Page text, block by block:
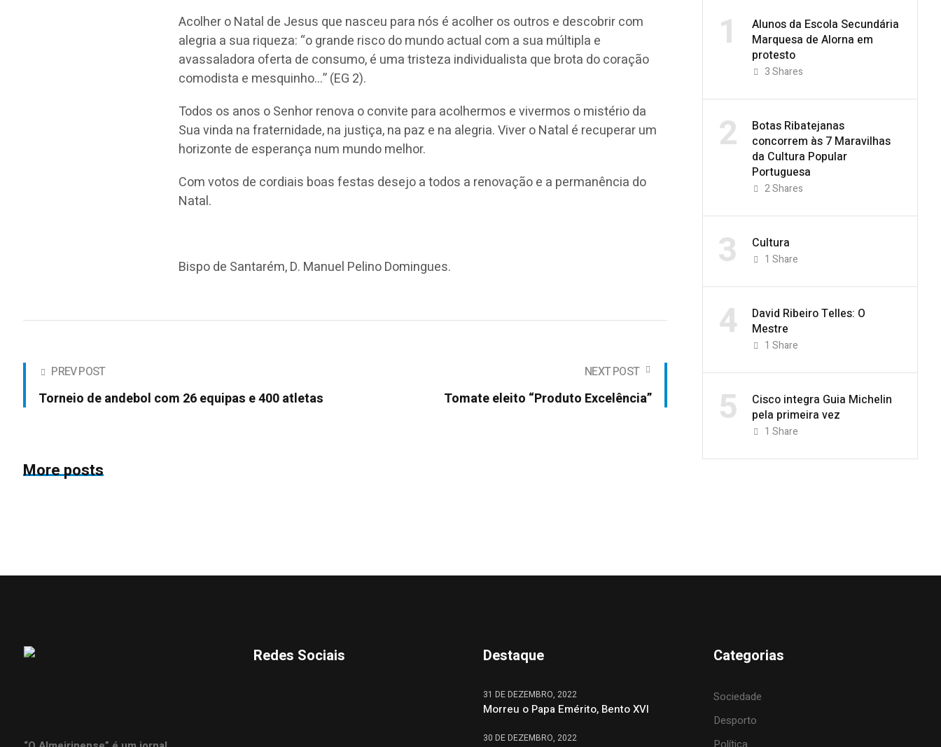
Acolher o Natal de Jesus que nasceu para nós é acolher os outros e descobrir com
alegria a sua riqueza: “o grande risco do mundo actual com a sua múltipla e
avassaladora oferta de consumo, é uma tristeza individualista que brota do coração
comodista e mesquinho…” (EG 2).
Todos os anos o Senhor renova o convite para acolhermos e vivermos o mistério da
Sua vinda na fraternidade, na justiça, na paz e na alegria. Viver o Natal é recuperar um
horizonte de esperança num mundo melhor.
Com votos de cordiais boas festas desejo a todos a renovação e a permanência do
Natal.
Bispo de Santarém, D. Manuel Pelino Domingues.
PREV POST
Torneio de andebol com 26 equipas e 400 atletas
NEXT POST
Tomate eleito “Produto Excelência”
More posts
1
Alunos da Escola Secundária
Marquesa de Alorna em
protesto
3Shares
2
Botas Ribatejanas
concorrem às 7 Maravilhas
da Cultura Popular
Portuguesa
2Shares
3 Cultura
1 Share
4
David Ribeiro Telles: O
Mestre
1 Share
5
Cisco integra Guia Michelin
pela primeira vez
1 Share
Redes Sociais Destaque
31 DE DEZEMBRO, 2022
Morreu o Papa Emérito, Bento XVI
30 DE DEZEMBRO, 2022
Categorias
Sociedade
Desporto